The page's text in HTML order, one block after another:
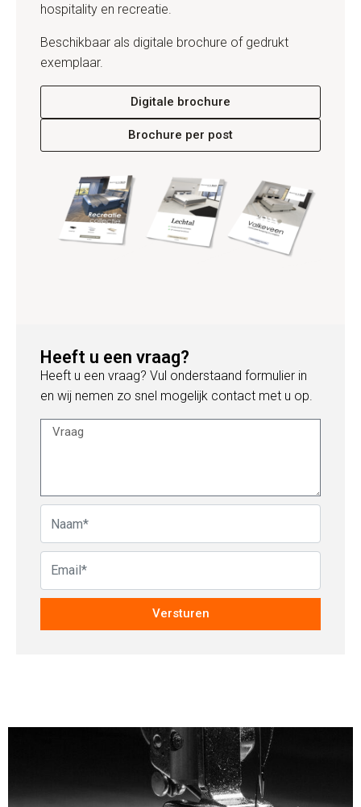
Heeft u een vraag?
Heeft u een vraag? Vul onderstaand formulier in
en wij nemen zo snel mogelijk contact met u op.
Versturen
hospitality en recreatie.
Beschikbaar als digitale brochure of gedrukt
exemplaar.
Digitale brochure
Brochure per post